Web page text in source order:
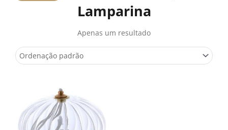
Lamparina
Apenas um resultado